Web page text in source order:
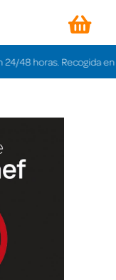
horas. Recogida en